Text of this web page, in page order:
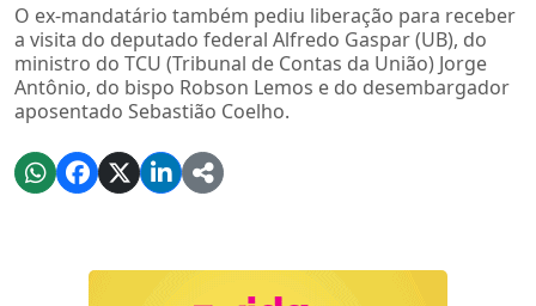
O ex-mandatário também pediu liberação para receber
a visita do deputado federal Alfredo Gaspar (UB), do
ministro do TCU (Tribunal de Contas da União) Jorge
Antônio, do bispo Robson Lemos e do desembargador
aposentado Sebastião Coelho.